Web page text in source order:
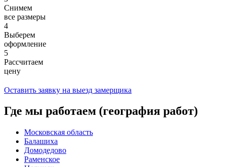
Снимем
все размеры
4
Выберем
оформление
5
Рассчитаем
цену
Оставить заявку на выезд замерщика
Где мы работаем (география работ)
Московская область
Балашиха
Домодедово
Раменское